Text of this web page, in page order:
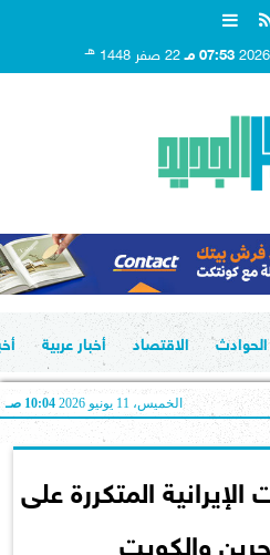
07:53 مـ 22 صفر 1448 هـ
الحوادث الاقتصاد أخبار عربية
الخميس، 11 يونيو 2026 10:04 صـ
المتكررة على
والكويت